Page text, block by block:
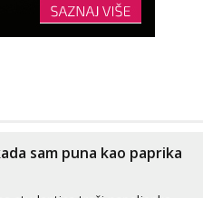
sam puna kao paprika